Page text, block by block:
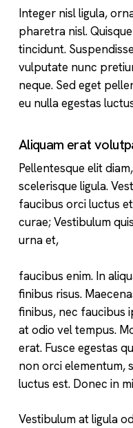
Integer nisl ligula,
pharetra nisl.
tincidunt.
vulputate nunc
neque. Sed eget
eu nulla egestas
Aliquam erat
Pellentesque elit
scelerisque ligula.
faucibus orci luctus
curae; Vestibulum
urna et,
faucibus enim. In
finibus risus.
finibus, nec faucibus
at odio vel tempus.
erat. Fusce egestas
non orci elementum,
luctus est. Donec in
Vestibulum at ligula